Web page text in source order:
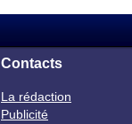
Contacts
La rédaction
Publicité